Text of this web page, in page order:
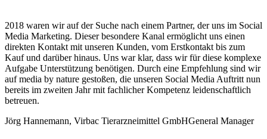
2018 waren wir auf der Suche nach einem Partner, der uns im Social
Media Marketing. Dieser besondere Kanal ermöglicht uns einen
direkten Kontakt mit unseren Kunden, vom Erstkontakt bis zum
Kauf und darüber hinaus. Uns war klar, dass wir für diese komplexe
Aufgabe Unterstützung benötigen. Durch eine Empfehlung sind wir
auf media by nature gestoßen, die unseren Social Media Auftritt nun
bereits im zweiten Jahr mit fachlicher Kompetenz leidenschaftlich
betreuen.
Jörg Hannemann, Virbac Tierarzneimittel GmbHGeneral Manager